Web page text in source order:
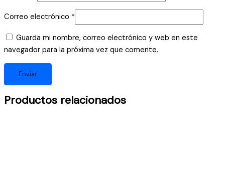
Correo electrónico *
Guarda mi nombre, correo electrónico y web en este
navegador para la próxima vez que comente.
Productos relacionados